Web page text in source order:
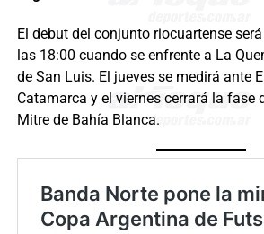
El debut del conjunto riocuartense
las 18:00 cuando se enfrente a La
de San Luis. El jueves se medirá ante
Catamarca y el viernes cerrará la fase
Mitre de Bahía Blanca.